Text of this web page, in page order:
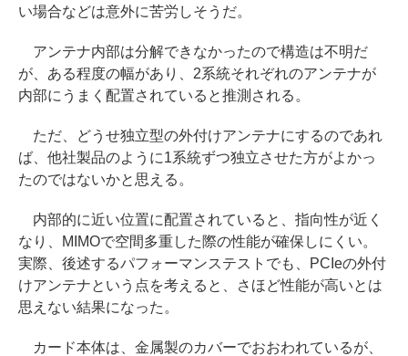
い場合などは意外に苦労しそうだ。
アンテナ内部は分解できなかったので構造は不明だ
が、ある程度の幅があり、2系統それぞれのアンテナが
内部にうまく配置されていると推測される。
ただ、どうせ独立型の外付けアンテナにするのであれ
ば、他社製品のように1系統ずつ独立させた方がよかっ
たのではないかと思える。
内部的に近い位置に配置されていると、指向性が近く
なり、MIMOで空間多重した際の性能が確保しにくい。
実際、後述するパフォーマンステストでも、PCIeの外付
けアンテナという点を考えると、さほど性能が高いとは
思えない結果になった。
カード本体は、金属製のカバーでおおわれているが、